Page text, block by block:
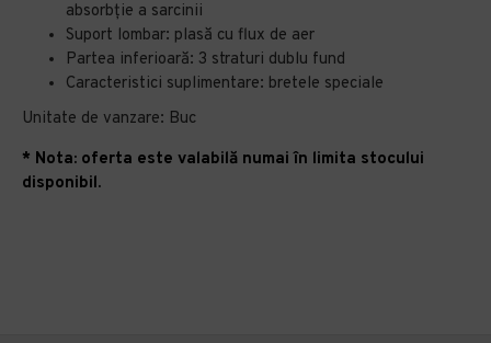
absorbție a sarcinii
Suport lombar: plasă cu flux de aer
Partea inferioară: 3 straturi dublu fund
Caracteristici suplimentare: bretele speciale
Unitate de vanzare: Buc
* Nota: oferta este valabilă numai în limita stocului
disponibil.